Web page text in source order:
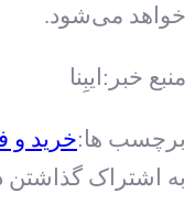
خواهد می‌شود.
منبع خبر:ایبِنا
برچسب ها:خريد
به اشتراک گذاشتن